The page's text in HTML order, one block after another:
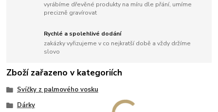
vyrábíme dřevěné produkty na míru dle přání, umíme
precizně gravírovat
Rychlé a spolehlivé dodání
zakázky vyřizujeme v co nejkratší době a vždy držíme
slovo
Zboží zařazeno v kategoriích
Svíčky z palmového vosku
Dárky